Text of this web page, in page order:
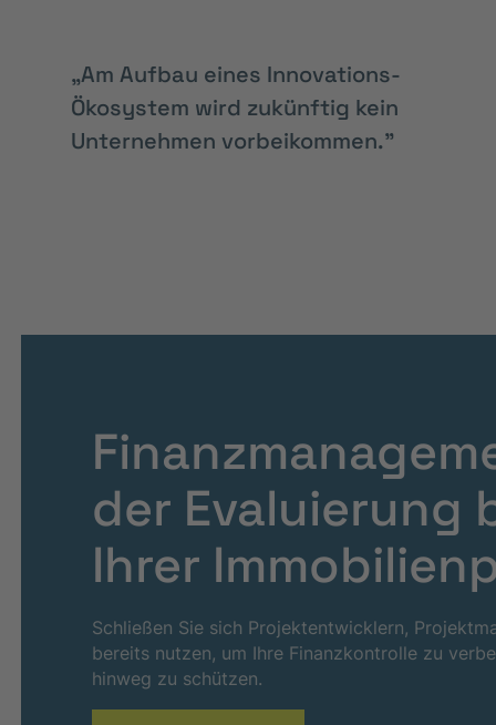
„Am Aufbau eines Innovations-
Ökosystem wird zukünftig kein
Unternehmen vorbeikommen.”
der Evaluierung
Ihrer
Schließen Sie sich Projektentwicklern,
bereits nutzen, um Ihre Finanzkontrolle zu
hinweg zu schützen.